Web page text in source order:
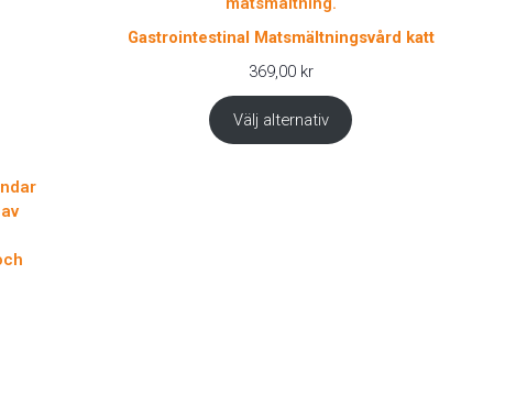
Gastrointestinal Matsmältningsvård katt
369,00 kr
Välj alternativ